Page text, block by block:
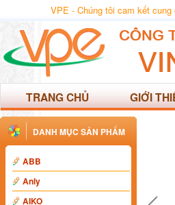
VPE - Chúng tôi cam kết
TRANG CHỦ GIỚI
DANH MỤC SẢN PHẨM
ABB
Anly
AIKO